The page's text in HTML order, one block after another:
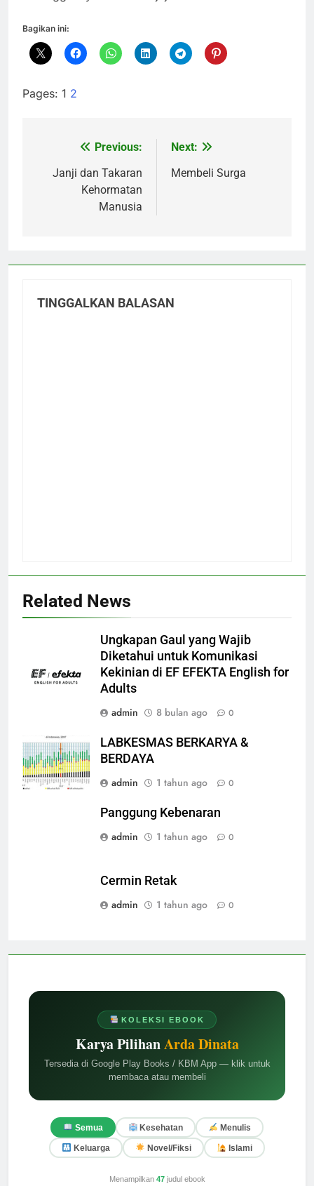
KOLEKSI EBOOK
Karya PilihanArda Dinata
Tersedia di Google Play Books / KBM App — klik untuk
membaca atau membeli
Semua Kesehatan Menulis
Keluarga Novel/Fiksi Islami
Menampilkan 47judul ebook
Bagikan ini:
Pages: 1 2
Navigasi
pos
Previous:
Janji dan Takaran
Kehormatan
Manusia
Next:
Membeli Surga
TINGGALKAN BALASAN
Related News
Ungkapan Gaul yang Wajib
Diketahui untuk Komunikasi
Kekinian di EF EFEKTA English for
Adults
admin
8 bulan ago 0
LABKESMAS BERKARYA &
BERDAYA
admin
1 tahun ago 0
Panggung Kebenaran
admin
1 tahun ago 0
Cermin Retak
admin
1 tahun ago 0